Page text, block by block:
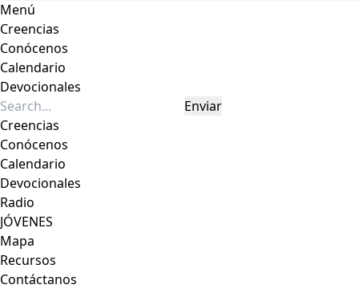
Menú
Creencias
Conócenos
Calendario
Devocionales
Enviar
Creencias
Conócenos
Calendario
Devocionales
Radio
JÓVENES
Mapa
Recursos
Contáctanos